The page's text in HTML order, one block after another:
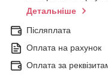
Детальніше
Післяплата
Оплата на рахунок
Оплата за